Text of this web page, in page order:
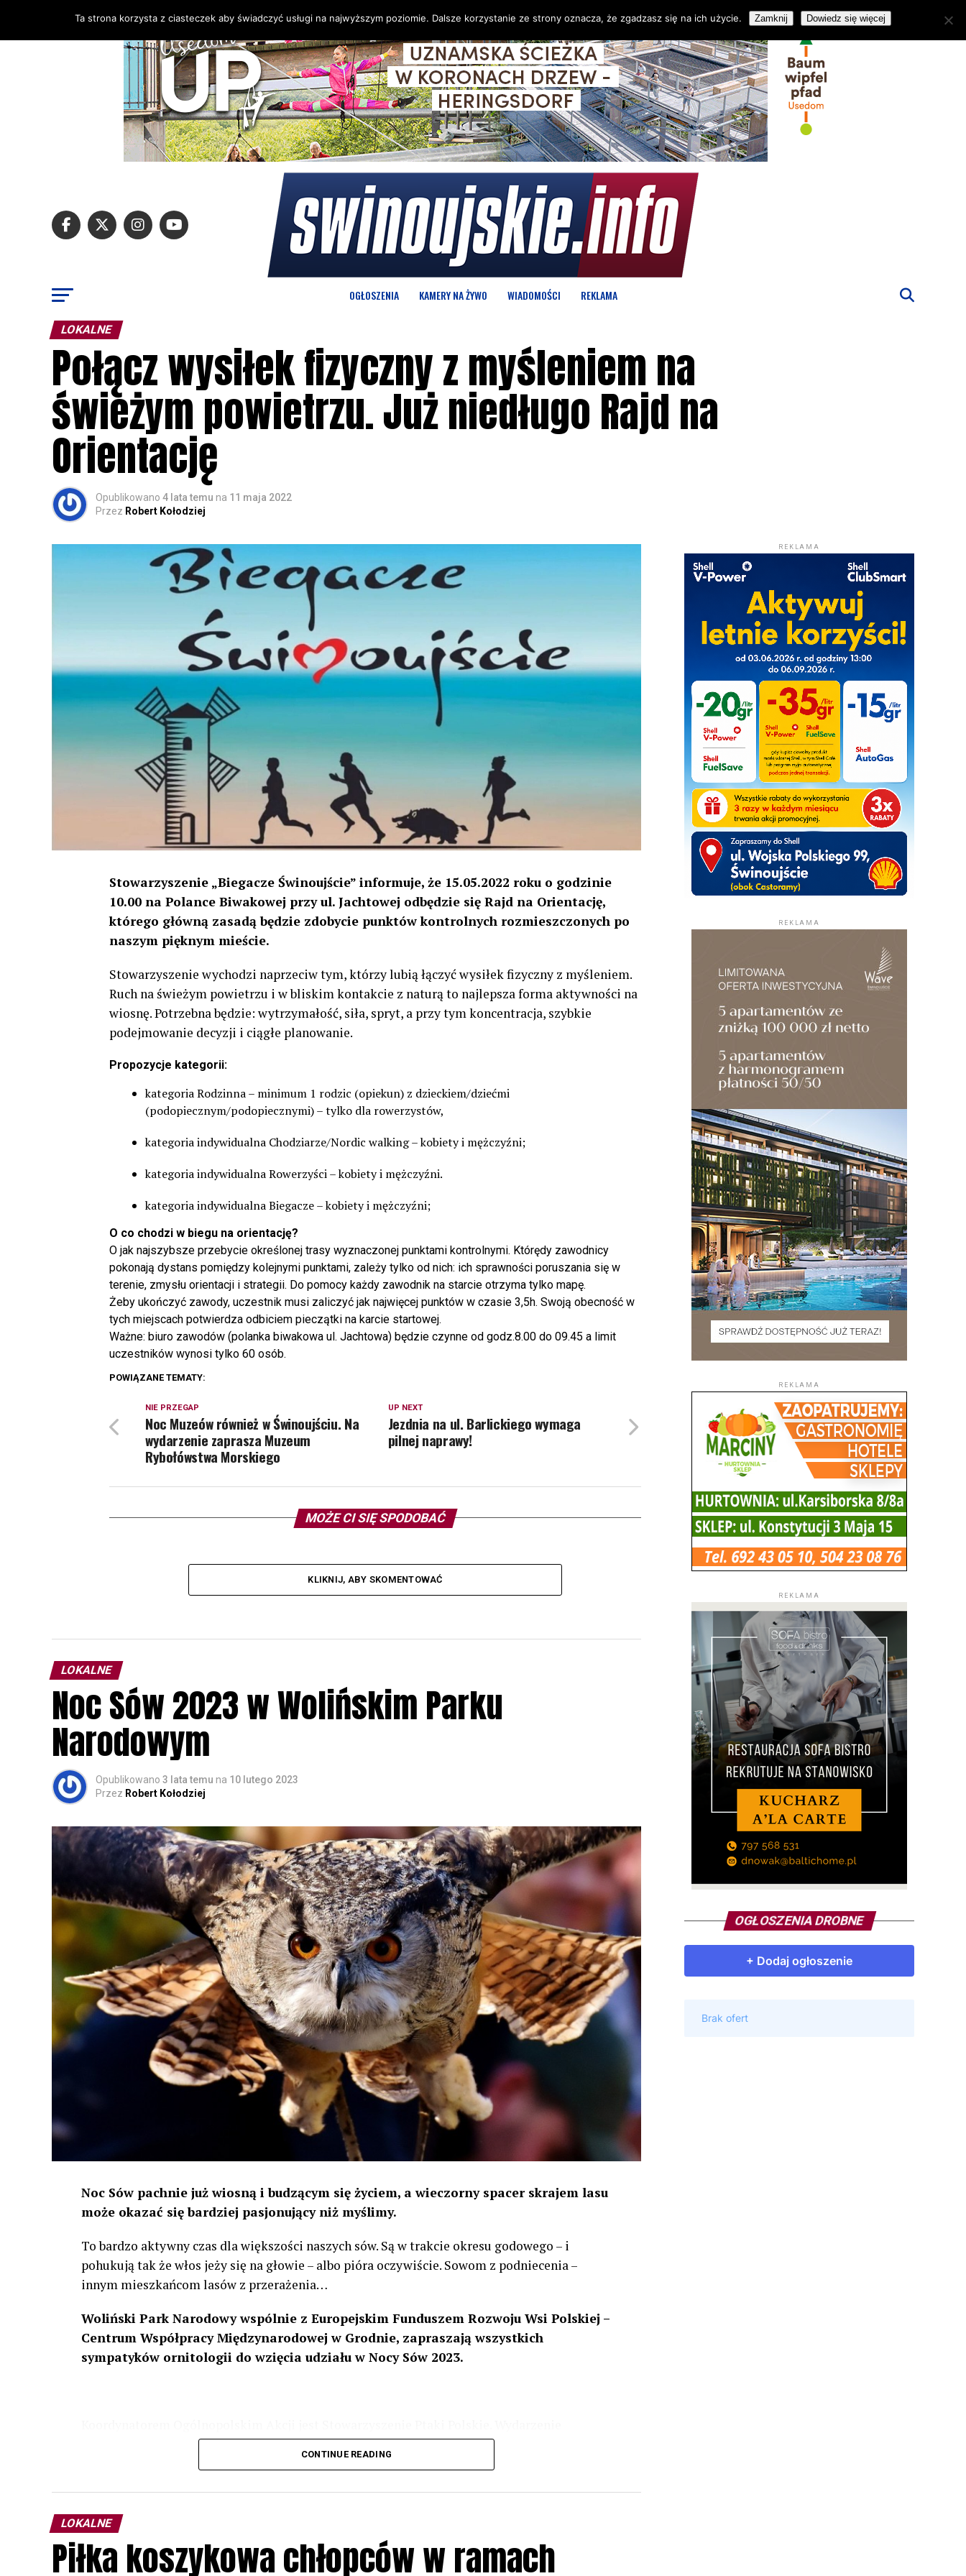
OGŁOSZENIA KAMERY NA ŻYWO WIADOMOŚCI REKLAMA
LOKALNE
Połącz wysiłek fizyczny z myśleniem na
świeżym powietrzu. Już niedługo Rajd na
Orientację
Opublikowano 4 lata temu na 11 maja 2022
Przez Robert Kołodziej
Stowarzyszenie „Biegacze Świnoujście” informuje, że 15.05.2022 roku o godzinie
10.00 na Polance Biwakowej przy ul. Jachtowej odbędzie się Rajd na Orientację,
którego główną zasadą będzie zdobycie punktów kontrolnych rozmieszczonych po
naszym pięknym mieście.
Stowarzyszenie wychodzi naprzeciw tym, którzy lubią łączyć wysiłek fizyczny z myśleniem.
Ruch na świeżym powietrzu i w bliskim kontakcie z naturą to najlepsza forma aktywności na
wiosnę. Potrzebna będzie: wytrzymałość, siła, spryt, a przy tym koncentracja, szybkie
podejmowanie decyzji i ciągłe planowanie.
Propozycje kategorii:
kategoria Rodzinna – minimum 1 rodzic (opiekun) z dzieckiem/dziećmi
(podopiecznym/podopiecznymi) – tylko dla rowerzystów,
kategoria indywidualna Chodziarze/Nordic walking – kobiety i mężczyźni;
kategoria indywidualna Rowerzyści – kobiety i mężczyźni.
kategoria indywidualna Biegacze – kobiety i mężczyźni;
O co chodzi w biegu na orientację?
O jak najszybsze przebycie określonej trasy wyznaczonej punktami kontrolnymi. Którędy zawodnicy
pokonają dystans pomiędzy kolejnymi punktami, zależy tylko od nich: ich sprawności poruszania się w
terenie, zmysłu orientacji i strategii. Do pomocy każdy zawodnik na starcie otrzyma tylko mapę.
Żeby ukończyć zawody, uczestnik musi zaliczyć jak najwięcej punktów w czasie 3,5h. Swoją obecność w
tych miejscach potwierdza odbiciem pieczątki na karcie startowej.
Ważne: biuro zawodów (polanka biwakowa ul. Jachtowa) będzie czynne od godz.8.00 do 09.45 a limit
uczestników wynosi tylko 60 osób.
POWIĄZANE TEMATY:
UP NEXT
Jezdnia na ul. Barlickiego wymaga
pilnej naprawy!
NIE PRZEGAP
Noc Muzeów również w Świnoujściu. Na
wydarzenie zaprasza Muzeum
Rybołówstwa Morskiego
MOŻE CI SIĘ SPODOBAĆ
KLIKNIJ, ABY SKOMENTOWAĆ
LOKALNE
Noc Sów 2023 w Wolińskim Parku
Narodowym
Opublikowano 3 lata temu na 10 lutego 2023
Przez Robert Kołodziej
Noc Sów pachnie już wiosną i budzącym się życiem, a wieczorny spacer skrajem lasu
może okazać się bardziej pasjonujący niż myślimy.
To bardzo aktywny czas dla większości naszych sów. Są w trakcie okresu godowego – i
pohukują tak że włos jeży się na głowie – albo pióra oczywiście. Sowom z podniecenia –
innym mieszkańcom lasów z przerażenia…
Woliński Park Narodowy wspólnie z Europejskim Funduszem Rozwoju Wsi Polskiej –
Centrum Współpracy Międzynarodowej w Grodnie, zapraszają wszystkich
sympatyków ornitologii do wzięcia udziału w Nocy Sów 2023.
odbędzie się w dniach24 i 25 lutego 2023 r. wg harmonogramu przedstawionego na
Wszystkich uczestników zapraszamy do udziału w Akcji, włączenia się w aktywne
rozpoznawanie głosów sów i wymianę doświadczeń przy grillu.Na wydarzenie obowiązują
CONTINUE READING
LOKALNE
Piłka koszykowa chłopców w ramach
REKLAMA
REKLAMA
REKLAMA
REKLAMA
OGŁOSZENIA DROBNE
Ta strona korzysta z ciasteczek aby świadczyć usługi na najwyższym poziomie. Dalsze korzystanie ze strony oznacza, że zgadzasz się na ich użycie. Zamknij Dowiedz się więcej